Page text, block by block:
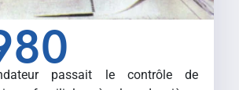
passait le contrôle de